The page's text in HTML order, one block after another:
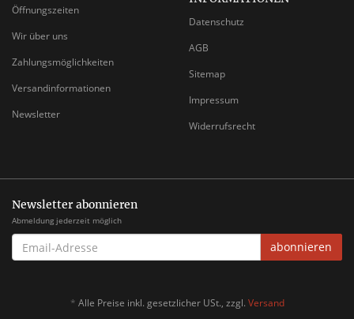
Öffnungszeiten
Wir über uns
Zahlungsmöglichkeiten
Versandinformationen
Newsletter
Datenschutz
AGB
Sitemap
Impressum
Widerrufsrecht
Newsletter abonnieren
Abmeldung jederzeit möglich
EMAIL-
ADRESSE
abonnieren
* Alle Preise inkl. gesetzlicher USt., zzgl. Versand